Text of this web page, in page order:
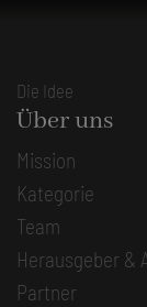
Die Idee
Über uns
Mission
Kategorie
Team
Herausgeber &
Partner